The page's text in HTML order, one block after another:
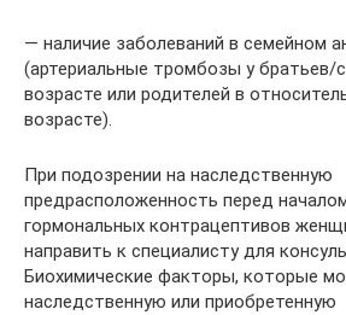
— наличие заболеваний в семейном
(артериальные тромбозы у братьев/
возрасте или родителей в
возрасте).
При подозрении на наследственную
предрасположенность перед
гормональных контрацептивов
направить к специалисту для
Биохимические факторы, которые
наследственную или приобретенную